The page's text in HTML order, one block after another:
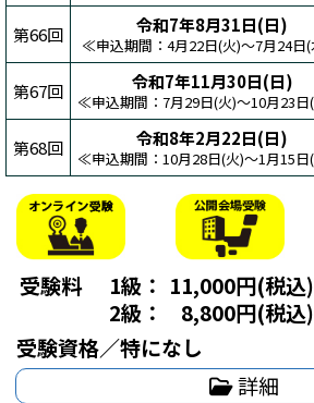
第66回 令和7年8月31日(日)
≪申込期間：4月22日(火)～7月24日
第67回 令和7年11月30日(日)
≪申込期間：7月29日(火)～10月23
第68回 令和8年2月22日(日)
≪申込期間：10月28日(火)～1月15
受験料 1級： 11,000円(税込)
2級：
8,800円(税込)
受験資格／特になし
詳細